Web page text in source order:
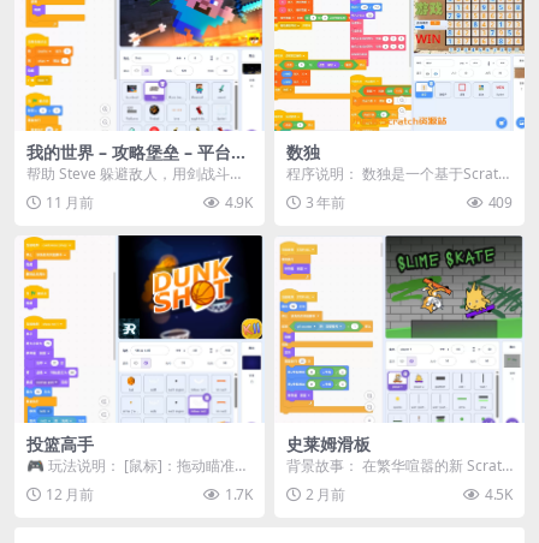
我的世界 – 攻略堡垒 – 平台跳
跃游戏
帮助 Steve 躲避敌人，用剑战斗并
偷取钻石！ ★★★ 电脑操作 ★★
★ WA...
11 月前 4.9K
数独
程序说明： 数独是一个基于Scratc
h平台开发的逻辑游戏程序。在这个
程序中，玩...
3 年前 409
投篮高手
🎮 玩法说明： [鼠标]：拖动瞄准，
释放投篮 [收集星星]：在菜单中解
锁炫酷篮球...
12 月前 1.7K
史莱姆滑板
背景故事： 在繁华喧嚣的新 Scratc
h 城地底深处…… Scratch 猫与...
2 月前 4.5K